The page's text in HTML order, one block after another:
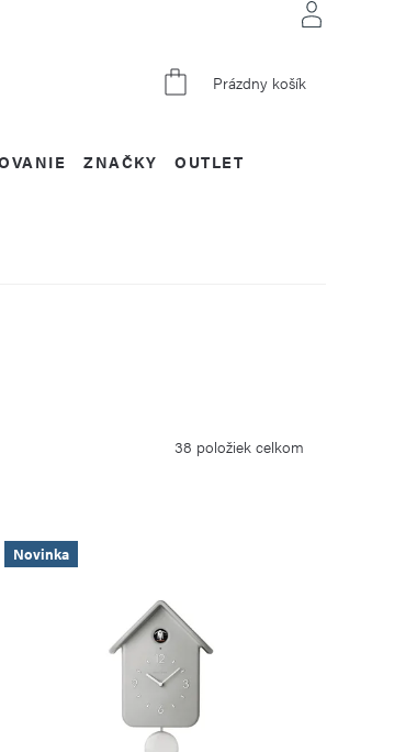
NÁKUPNÝ
Prázdny košík
OUTLET
ZNAČKY
38 položiek celkom
Novinka